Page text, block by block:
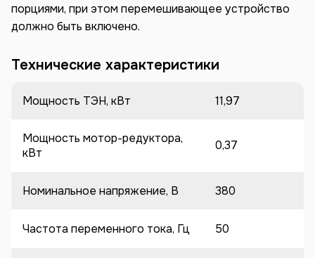
порциями, при этом перемешивающее устройство
должно быть включено.
Технические характеристики
Мощность ТЭН, кВт 11,97
Мощность мотор-редуктора,
кВт
0,37
Номинальное напряжение, В 380
Частота переменного тока, Гц 50